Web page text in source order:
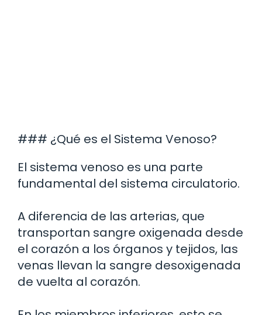
### ¿Qué es el Sistema Venoso?
El sistema venoso es una parte
fundamental del sistema circulatorio.
A diferencia de las arterias, que
transportan sangre oxigenada desde
el corazón a los órganos y tejidos, las
venas llevan la sangre desoxigenada
de vuelta al corazón.